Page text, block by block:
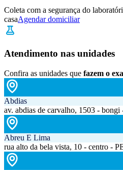
Coleta com a segurança do
casaAgendar domiciliar
Atendimento nas unidades
Confira as unidades que fazem o
Abdias
av. abdias de carvalho, 1503 - bongi
Abreu E Lima
rua alto da bela vista, 10 - centro -